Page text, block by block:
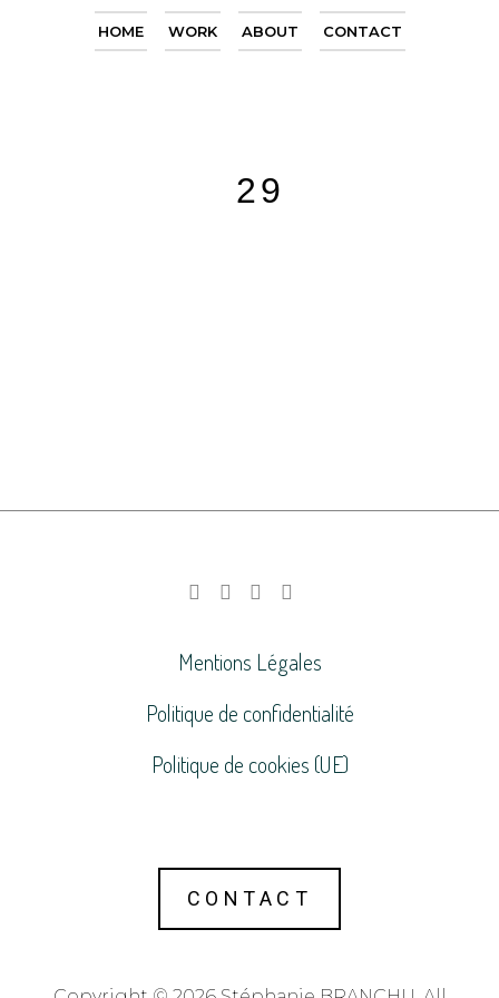
HOME WORK ABOUT CONTACT
29
Mentions Légales
Politique de confidentialité
Politique de cookies (UE)
CONTACT